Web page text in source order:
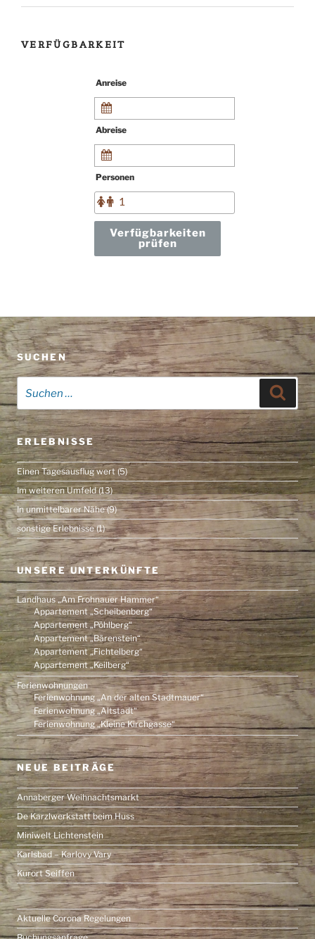
VERFÜGBARKEIT
Anreise
Abreise
Personen
Verfügbarkeiten
prüfen
SUCHEN
Suche
nach:
ERLEBNISSE
Einen Tagesausflug wert(5)
Im weiteren Umfeld(13)
In unmittelbarer Nähe(9)
sonstige Erlebnisse(1)
UNSERE UNTERKÜNFTE
Landhaus „Am Frohnauer Hammer“
Appartement „Scheibenberg“
Appartement „Pöhlberg“
Appartement „Bärenstein“
Appartement „Fichtelberg“
Appartement „Keilberg“
Ferienwohnungen
Ferienwohnung „An der alten Stadtmauer“
Ferienwohnung „Altstadt“
Ferienwohnung „Kleine Kirchgasse“
NEUE BEITRÄGE
Annaberger Weihnachtsmarkt
De Karzlwerkstatt beim Huss
Miniwelt Lichtenstein
Karlsbad – Karlovy Vary
Kurort Seiffen
Aktuelle Corona Regelungen